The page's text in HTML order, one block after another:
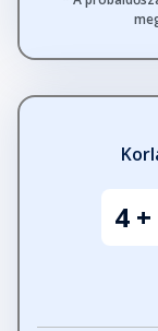
Fejezet
Fejezet
Fejezet4